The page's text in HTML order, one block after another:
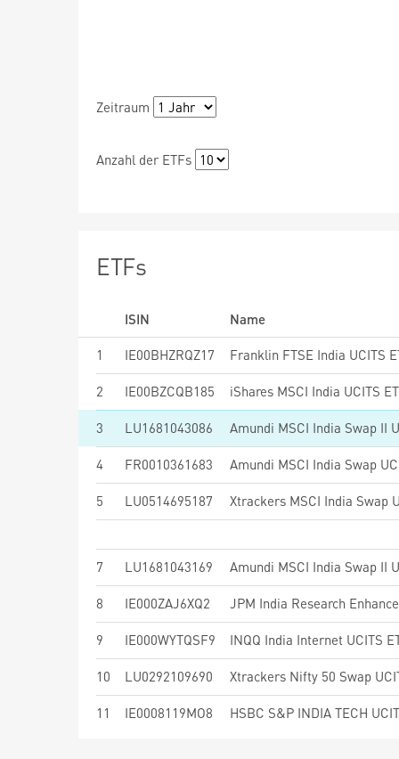
Zeitraum
Anzahl der ETFs
ETFs
ISIN
Name
1
IE00BHZRQZ17 Franklin FTSE India UCITS
2 IE00BZCQB185 iShares MSCI India UCITS
3 LU1681043086 Amundi MSCI India Swap II
4 FR0010361683 Amundi MSCI India Swap
5 LU0514695187 Xtrackers MSCI India Swap
7 LU1681043169 Amundi MSCI India Swap II
8 IE000ZAJ6XQ2
9 IE000WYTQSF9 INQQ India Internet UCITS
10 LU0292109690 Xtrackers Nifty 50 Swap
11 IE0008119MO8 HSBC S&P INDIA TECH